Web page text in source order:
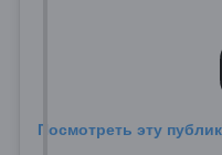
Посмотреть эту